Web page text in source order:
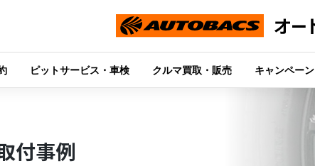
ピットサービス・車検 クルマ買取・販売 キャンペーン
付事例